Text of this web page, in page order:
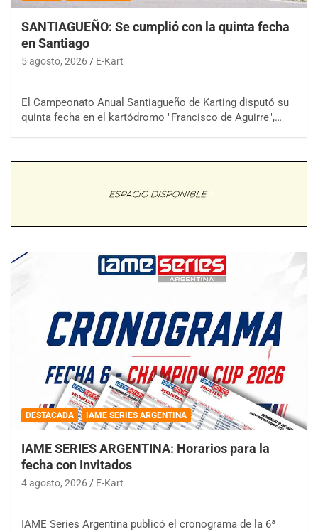
SANTIAGUEÑO: Se cumplió con la quinta fecha
en Santiago
5 agosto, 2026 E-Kart
El Campeonato Anual Santiagueño de Karting disputó su
quinta fecha en el kartódromo "Francisco de Aguirre",…
DESTACADA IAME SERIES ARGENTINA
IAME SERIES ARGENTINA: Horarios para la
fecha con Invitados
4 agosto, 2026 E-Kart
IAME Series Argentina publicó el cronograma de la 6ª